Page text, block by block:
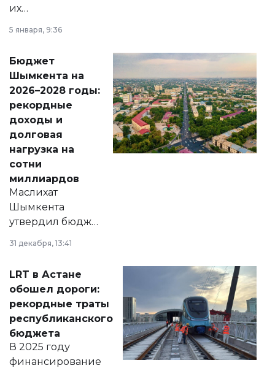
их
принести
народу
Венесуэлы.
5 января, 9:36
Бюджет
Шымкента на
2026–2028 годы:
рекордные
доходы и
долговая
нагрузка на
сотни
миллиардов
Маслихат
Шымкента
утвердил бюджет
города на 2026–
2028 годы.
документ
появился в базе
нормативных
правовых актов и
на сайте маслихат
города.
31 декабря, 13:41
LRT в Астане
обошел дороги:
рекордные траты
республиканского
бюджета
В 2025 году
финансирование